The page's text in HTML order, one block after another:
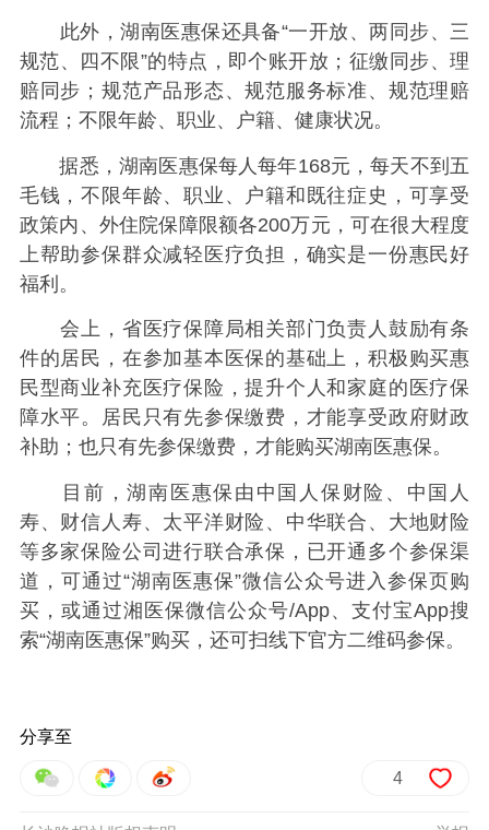
此外，湖南医惠保还具备“一开放、两同步、三
规范、四不限”的特点，即个账开放；征缴同步、理
赔同步；规范产品形态、规范服务标准、规范理赔
流程；不限年龄、职业、户籍、健康状况。
据悉，湖南医惠保每人每年168元，每天不到五
毛钱，不限年龄、职业、户籍和既往症史，可享受
政策内、外住院保障限额各200万元，可在很大程度
上帮助参保群众减轻医疗负担，确实是一份惠民好
福利。
会上，省医疗保障局相关部门负责人鼓励有条
件的居民，在参加基本医保的基础上，积极购买惠
民型商业补充医疗保险，提升个人和家庭的医疗保
障水平。居民只有先参保缴费，才能享受政府财政
补助；也只有先参保缴费，才能购买湖南医惠保。
目前，湖南医惠保由中国人保财险、中国人
寿、财信人寿、太平洋财险、中华联合、大地财险
等多家保险公司进行联合承保，已开通多个参保渠
道，可通过“湖南医惠保”微信公众号进入参保页购
买，或通过湘医保微信公众号/App、支付宝App搜
索“湖南医惠保”购买，还可扫线下官方二维码参保。
分享至
4